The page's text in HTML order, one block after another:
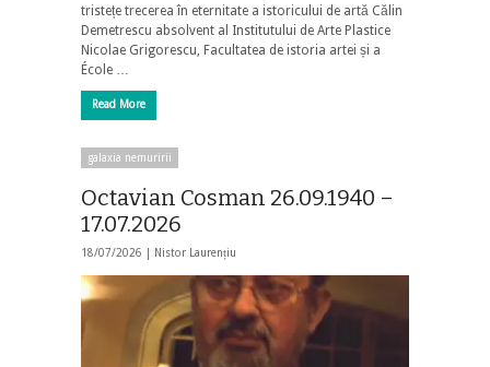
tristețe trecerea în eternitate a istoricului de artă Călin
Demetrescu absolvent al Institutului de Arte Plastice
Nicolae Grigorescu, Facultatea de istoria artei și a
École …
Read More
galaxia nemuririi
Octavian Cosman 26.09.1940 –
17.07.2026
18/07/2026 | Nistor Laurențiu